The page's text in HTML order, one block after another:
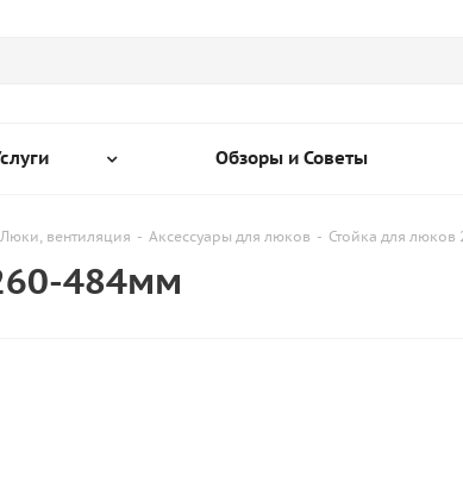
Обзоры и Советы
Люки, вентиляция - Аксессуары для люков - Стойка для люков
484мм